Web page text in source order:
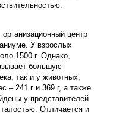
центр
У взрослых
1500 г. Однако,
большую
так и у животных,
– 241 г и 369 г, а также
у представителей
Отличается и